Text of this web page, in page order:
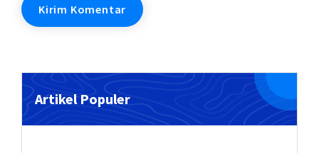
Artikel Populer